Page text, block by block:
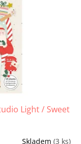
Light / Sweet
Skladem (3 ks)